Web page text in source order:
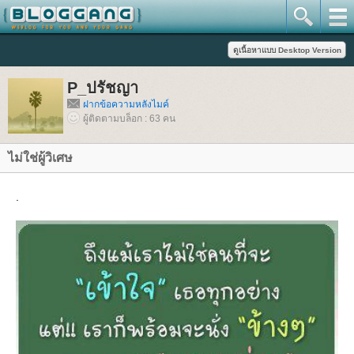
P_ปรัชญา
ฝากข้อความหลังไมค์
ผู้ติดตามบล็อก : 63 คน
ไม่ใช่ผู้วิเศษ